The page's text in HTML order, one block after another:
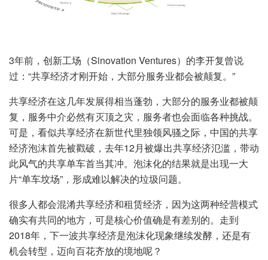
3年前，创新工场（Sinovation Ventures）的李开复曾说
过：“共享经济才刚开始，大部分服务业都会被颠复。”
共享经济在这几年发展得相当蓬勃，大部分的服务业都被颠
复，服务中介必然有灭顶之灾，服务者也会面临各种挑战。
可是，看似共享经济在新世代里独领风骚之际，中国的共享
经济泡沫首先被戳破，去年12月被爆出共享经济氾滥，带动
此风气的共享单车首当其冲。泡沫化的结果就是出现一大
片“单车坟场”，形成难以解决的垃圾问题。
很多人都会混淆共享经济和租赁经济，因为这两种经营模式
确实有共同的地方，可是核心价值确是有差别的。走到
2018年，下一波共享经济是泡沫化现象继续发酵，还是有
机会转型，迈向百花齐放的境地呢？